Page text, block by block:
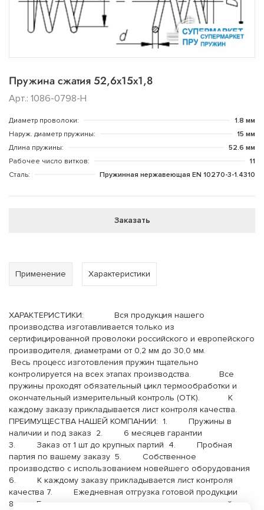
Пружина сжатия 52,6х15х1,8
Арт.: 1086-0798-Н
Диаметр проволоки:
1.8 мм
Наруж. диаметр пружины:
15 мм
Длина пружины:
52.6 мм
Рабочее число витков:
11
Сталь:
Пружинная нержавеющая EN 10270-3-1.4310
Заказать
Применение Характеристики
ХАРАКТЕРИСТИКИ: Вся продукция нашего
производства изготавливается только из
сертифицированной проволоки российского и европейского
производителя, диаметрами от 0,2 мм до 30,0 мм.
Весь процесс изготовления пружин тщательно
контролируется на всех этапах производства. Все
пружины проходят обязательный цикл термообработки и
окончательный измерительный контроль (ОТК). К
каждому заказу прикладывается лист контроля качества.
ПРЕИМУЩЕСТВА НАШЕЙ КОМПАНИИ: 1. Пружины в
наличии и под заказ 2. 6 месяцев гарантии
3. Заказ от 1 шт до крупных партий 4. Пробная
партия по вашему заказу 5. Собственное
производство с использованием новейшего оборудования
6. К каждому заказу прикладывается лист контроля
качества 7. Ежедневная отгрузка готовой продукции
8. Бесплатная доставка до терминала транспортной